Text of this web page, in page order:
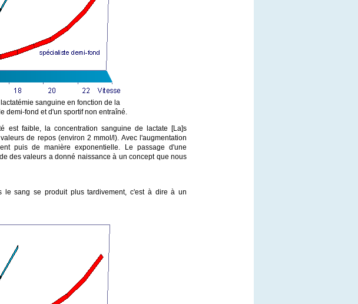
sanguine en fonction de la
demi-fond et d'un sportif non entraîné.
est faible, la concentration sanguine de lactate [La]s
de repos (environ 2 mmol/l). Avec l'augmentation
puis de manière exponentielle. Le passage d'une
des valeurs a donné naissance à un concept que nous
le sang se produit plus tardivement, c'est à dire à un